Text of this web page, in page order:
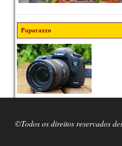
Paparazzo
©Todos os direitos reservados